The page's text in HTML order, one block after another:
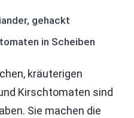
gehackt
in Scheiben
kräuterigen
Kirschtomaten sind
Sie machen die